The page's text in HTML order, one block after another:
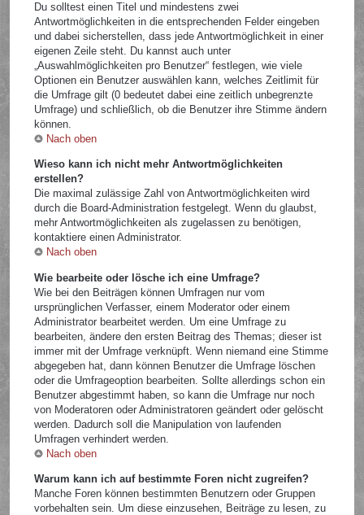
Du solltest einen Titel und mindestens zwei
Antwortmöglichkeiten in die entsprechenden Felder eingeben
und dabei sicherstellen, dass jede Antwortmöglichkeit in einer
eigenen Zeile steht. Du kannst auch unter
„Auswahlmöglichkeiten pro Benutzer“ festlegen, wie viele
Optionen ein Benutzer auswählen kann, welches Zeitlimit für
die Umfrage gilt (0 bedeutet dabei eine zeitlich unbegrenzte
Umfrage) und schließlich, ob die Benutzer ihre Stimme ändern
können.
Nach oben
Wieso kann ich nicht mehr Antwortmöglichkeiten
erstellen?
Die maximal zulässige Zahl von Antwortmöglichkeiten wird
durch die Board-Administration festgelegt. Wenn du glaubst,
mehr Antwortmöglichkeiten als zugelassen zu benötigen,
kontaktiere einen Administrator.
Nach oben
Wie bearbeite oder lösche ich eine Umfrage?
Wie bei den Beiträgen können Umfragen nur vom
ursprünglichen Verfasser, einem Moderator oder einem
Administrator bearbeitet werden. Um eine Umfrage zu
bearbeiten, ändere den ersten Beitrag des Themas; dieser ist
immer mit der Umfrage verknüpft. Wenn niemand eine Stimme
abgegeben hat, dann können Benutzer die Umfrage löschen
oder die Umfrageoption bearbeiten. Sollte allerdings schon ein
Benutzer abgestimmt haben, so kann die Umfrage nur noch
von Moderatoren oder Administratoren geändert oder gelöscht
werden. Dadurch soll die Manipulation von laufenden
Umfragen verhindert werden.
Nach oben
Warum kann ich auf bestimmte Foren nicht zugreifen?
Manche Foren können bestimmten Benutzern oder Gruppen
vorbehalten sein. Um diese einzusehen, Beiträge zu lesen, zu